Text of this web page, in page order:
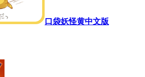
口袋妖怪黄中文版